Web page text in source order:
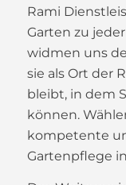
Rami
Garten zu
widmen uns
sie als Ort der
bleibt, in dem
können.
kompetente
Gartenpflege